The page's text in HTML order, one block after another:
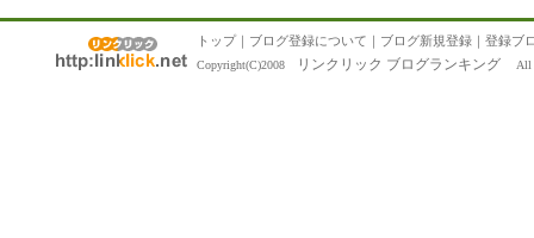
トップ｜ ブログ登録について ｜ ブログ新規登録 ｜ 登録ブ
Copyright(C)2008 リンクリック ブログランキング All